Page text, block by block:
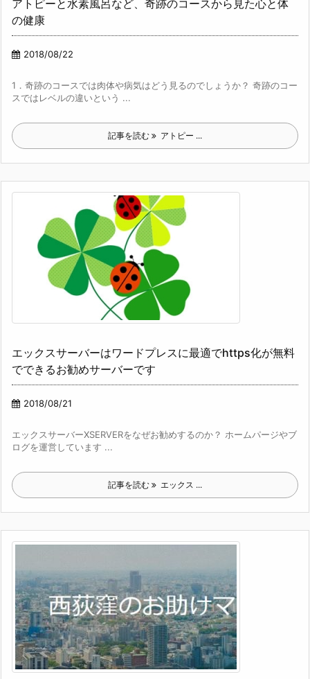
アトピーと水素風呂など、奇跡のコースから見た心と体
の健康
2018/08/22
1．奇跡のコースでは肉体や病気はどう見るのでしょうか？ 奇跡のコー
スではレベルの違いという ...
記事を読む アトピー ...
エックスサーバーはワードプレスに最適でhttps化が無料
でできるお勧めサーバーです
2018/08/21
エックスサーバーXSERVERをなぜお勧めするのか？ ホームパージやブ
ログを運営しています ...
記事を読む エックス ...